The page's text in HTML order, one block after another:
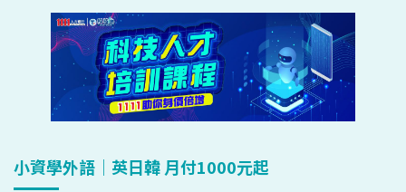
小資學外語｜英日韓 月付1000元起